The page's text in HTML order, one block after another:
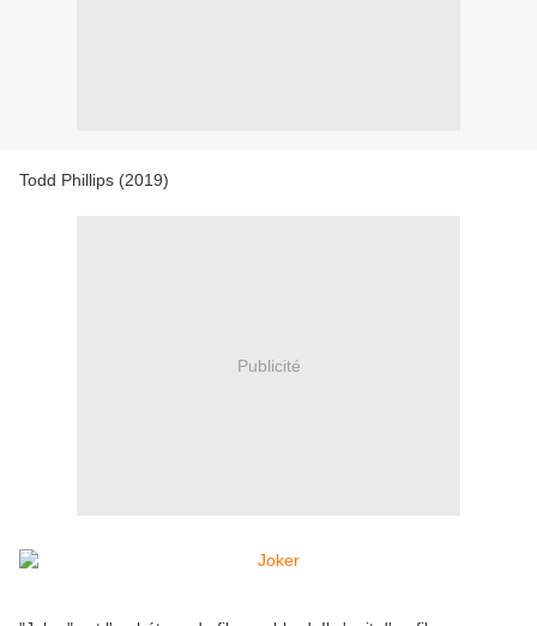
Todd Phillips (2019)
Publicité